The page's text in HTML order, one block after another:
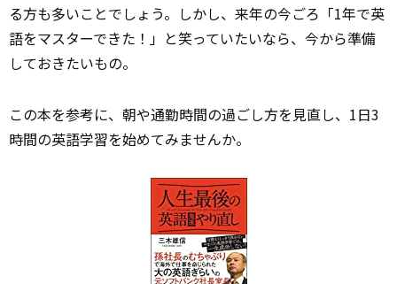
る方も多いことでしょう。しかし、来年の今ごろ「1年で英
語をマスターできた！」と笑っていたいなら、今から準備
しておきたいもの。
この本を参考に、朝や通勤時間の過ごし方を見直し、1日3
時間の英語学習を始めてみませんか。